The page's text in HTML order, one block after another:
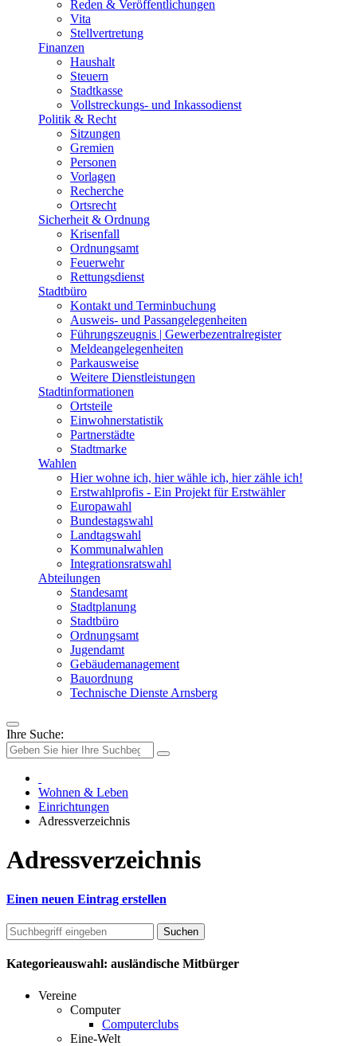
Reden & Veröffentlichungen
Vita
Stellvertretung
Finanzen
Haushalt
Steuern
Stadtkasse
Vollstreckungs- und Inkassodienst
Politik & Recht
Sitzungen
Gremien
Personen
Vorlagen
Recherche
Ortsrecht
Sicherheit & Ordnung
Krisenfall
Ordnungsamt
Feuerwehr
Rettungsdienst
Stadtbüro
Kontakt und Terminbuchung
Ausweis- und Passangelegenheiten
Führungszeugnis | Gewerbezentralregister
Meldeangelegenheiten
Parkausweise
Weitere Dienstleistungen
Stadtinformationen
Ortsteile
Einwohnerstatistik
Partnerstädte
Stadtmarke
Wahlen
Hier wohne ich, hier wähle ich, hier zähle ich!
Erstwahlprofis - Ein Projekt für Erstwähler
Europawahl
Bundestagswahl
Landtagswahl
Kommunalwahlen
Integrationsratswahl
Abteilungen
Standesamt
Stadtplanung
Stadtbüro
Ordnungsamt
Jugendamt
Gebäudemanagement
Bauordnung
Technische Dienste Arnsberg
Ihre Suche:
Wohnen & Leben
Einrichtungen
Adressverzeichnis
Adressverzeichnis
Einen neuen Eintrag erstellen
Kategorieauswahl: ausländische Mitbürger
Vereine
Computer
Computerclubs
Eine-Welt